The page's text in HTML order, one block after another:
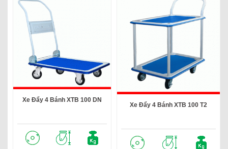
Xe Đẩy 4 Bánh XTB 100 DN
Xe Đẩy 4 Bánh XTB 100 T2